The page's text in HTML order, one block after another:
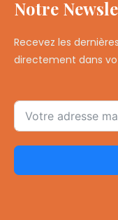
Notre
Recevez les
directement dans